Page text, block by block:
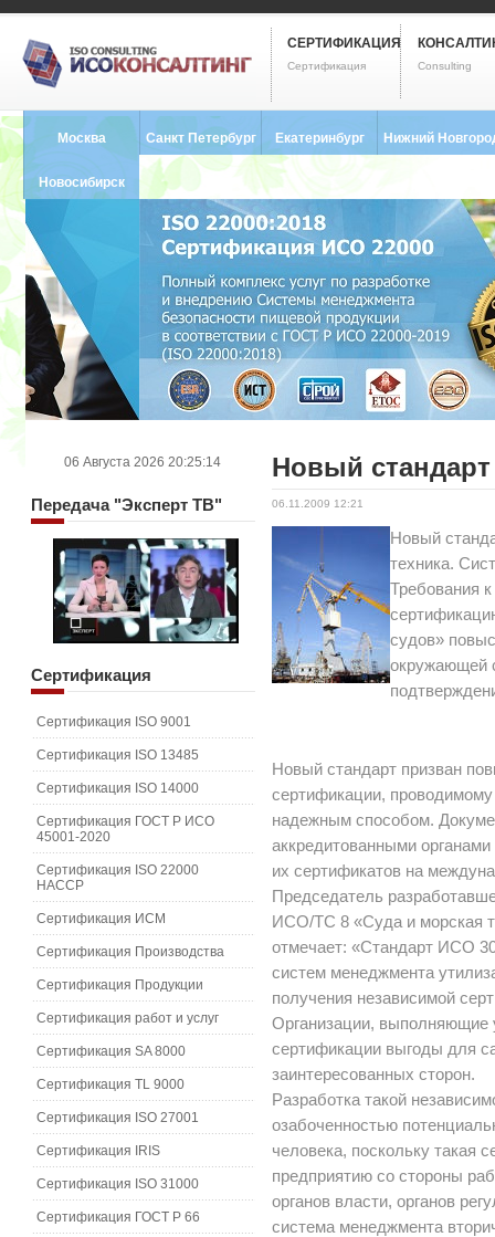
СЕРТИФИКАЦИЯ
Сертификация Consulting
Москва Санкт Петербург
8 (812) 748-2493
Екатеринбург
8 (343) 237-2593
Нижний
Новосибирск
Новый
06.11.2009 12:21
Новый
техника.
Требования
судов»
окружающей
Новый стандарт призван
сертификации,
надежным способом.
аккредитованными
их сертификатов на
Председатель
ИСО/TC 8 «Суда и морская
отмечает: «Стандарт ИСО
систем менеджмента
получения независимой
Организации, выполняющие
сертификации выгоды для
заинтересованных сторон.
Разработка такой
озабоченностью
человека, поскольку такая
предприятию со стороны
органов власти, органов
система менеджмента
06 Августа 2026 20:25:14
Передача"Эксперт ТВ"
Сертификация
Сертификация ISO 9001
Сертификация ISO 13485
Сертификация ISO 14000
Сертификация ГОСТ Р ИСО
45001-2020
Сертификация ISO 22000
HACCP
Сертификация ИСМ
Сертификация Производства
Сертификация Продукции
Сертификация работ и услуг
Сертификация SA 8000
Сертификация TL 9000
Сертификация ISO 27001
Сертификация IRIS
Сертификация ISO 31000
Сертификация ГОСТ Р 66